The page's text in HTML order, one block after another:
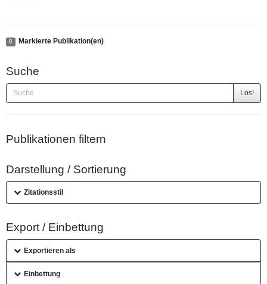
0 Markierte Publikation(en)
Suche
Los!
Publikationen filtern
Darstellung / Sortierung
Zitationsstil
Export / Einbettung
Exportieren als
Einbettung